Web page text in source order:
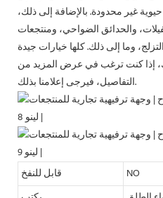
غير محدودة. بالإضافة إلى ذلك،
والحدائق الضواحي، ومنتجعات
إذا كنت ترغب في عرض المزيد من
التفاصيل، فيرجى إعلامنا بذلك.
قابل للنفخ
NO